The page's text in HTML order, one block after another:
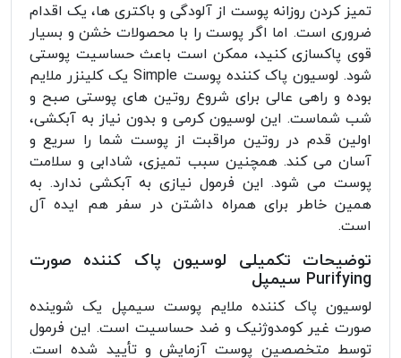
تمیز کردن روزانه پوست از آلودگی و باکتری ها، یک اقدام
ضروری است. اما اگر پوست را با محصولات خشن و بسیار
قوی پاکسازی کنید، ممکن است باعث حساسیت پوستی
شود. لوسیون پاک کننده پوست Simple یک کلینزر ملایم
بوده و راهی عالی برای شروع روتین های پوستی صبح و
شب شماست. این لوسیون کرمی و بدون نیاز به آبکشی،
اولین قدم در روتین مراقبت از پوست شما را سریع و
آسان می کند. همچنین سبب تمیزی، شادابی و سلامت
پوست می شود. این فرمول نیازی به آبکشی ندارد. به
همین خاطر برای همراه داشتن در سفر هم ایده آل
است.
توضیحات تکمیلی لوسیون پاک کننده صورت
Purifying سیمپل
لوسیون پاک کننده ملایم پوست سیمپل یک شوینده
صورت غیر کومدوژنیک و ضد حساسیت است. این فرمول
توسط متخصصین پوست آزمایش و تأیید شده است.